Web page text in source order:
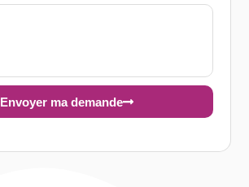
Envoyer ma demande